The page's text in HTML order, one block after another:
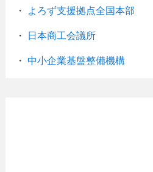
・ よろず支援拠点全国本部
・ 日本商工会議所
・ 中小企業基盤整備機構